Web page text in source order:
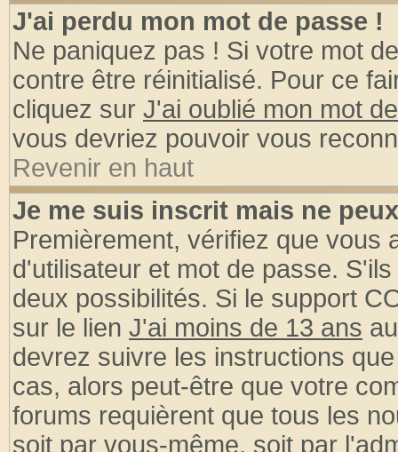
J'ai perdu mon mot de passe !
Ne paniquez pas ! Si votre mot
contre être réinitialisé. Pour ce
cliquez sur J'ai oublié mon mot
vous devriez pouvoir vous
Revenir en haut
Je me suis inscrit mais ne
Premièrement, vérifiez que vous
d'utilisateur et mot de passe.
deux possibilités. Si le support
sur le lien J'ai moins de 13 ans
devrez suivre les instructions
cas, alors peut-être que votre
forums requièrent que tous les
soit par vous-même, soit par